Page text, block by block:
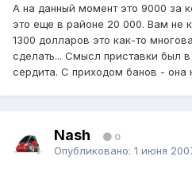
А на данный момент это 9000 за
это еще в районе 20 000. Вам не
1300 долларов это как-то
сделать... Смысл приставки был
сердита. С приходом банов - она
Nash 0
Опубликовано: 1 июня